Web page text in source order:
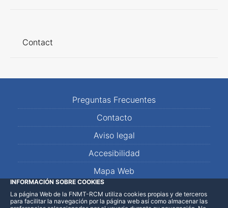
Contact
Preguntas Frecuentes
Contacto
Aviso legal
Accesibilidad
Mapa Web
FacebookInstagram
LinkedinVimeo
INFORMACIÓN SOBRE COOKIES
La página Web de la FNMT-RCM utiliza cookies propias y de terceros
para facilitar la navegación por la página web así como almacenar las